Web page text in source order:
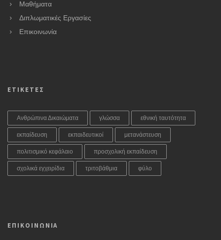
Μαθήματα
Διπλωματικές Εργασίες
Επικοινωνία
ΕΤΙΚΕΤΕΣ
Ανθρώπινα Δικαιώματα γλώσσα εθνική ταυτότητα
εκπαίδευση εκπαιδευτικοί μετανάστευση
πολιτισμικό κεφάλαιο προσχολική εκπαίδευση
σχολικά εγχειρίδια τριτοβάθμια φύλο
ΕΠΙΚΟΙΝΩΝΙΑ